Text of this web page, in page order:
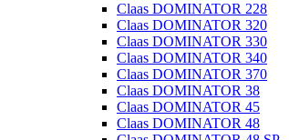
Claas DOMINATOR 228
Claas DOMINATOR 320
Claas DOMINATOR 330
Claas DOMINATOR 340
Claas DOMINATOR 370
Claas DOMINATOR 38
Claas DOMINATOR 45
Claas DOMINATOR 48